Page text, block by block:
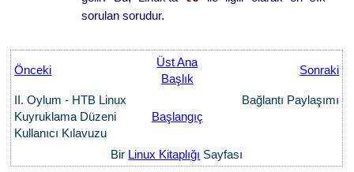
sorulan sorudur.
Önceki
Üst Ana
Başlık
Sonraki
II. Oylum - HTB Linux
Kuyruklama Düzeni
Kullanıcı Kılavuzu
Başlangıç
Bağlantı Paylaşımı
Bir Linux Kitaplığı Sayfası